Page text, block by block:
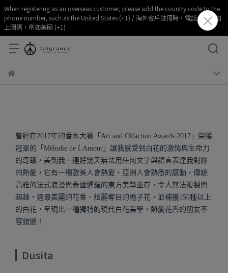
When registering as an overseas customer, please add the country code to the
phone number, such as the United States (+1) / 海外客戶註冊時，電話部分請加
上國碼，例如美國 (+1)
曾經在2017年的香水大賽「Art and Olfaction Awards 2017」榮獲
冠軍的「Mélodie de ĹAmour」讓我感受到白花的激情與生命力
的奇蹟，美到我一連好幾天無法用任何文字與語言表達我對妳
的熱愛，它有一種歐美人會熱愛、亞洲人會熟悉的感動，傳統
高雅的法式浪漫與泰國暹羅的東方美學並存，令人無法複製與
超越，這最美麗的花香、炫麗奪目的梔子花，並補獲150種以上
的白花，呈現出一種獨特的現代白花美學，熱愛花香的朋友不
容錯過！
Dusita